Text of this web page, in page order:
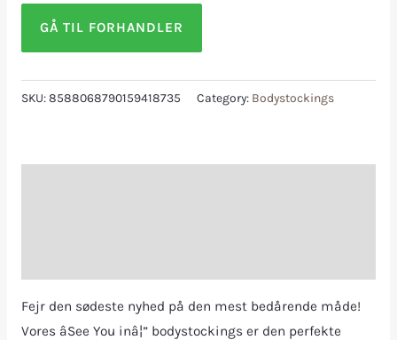
GÅ TIL FORHANDLER
SKU:8588068790159418735 Category: Bodystockings
Fejr den sødeste nyhed på den mest bedårende måde!
Vores âSee You inâ¦” bodystockings er den perfekte